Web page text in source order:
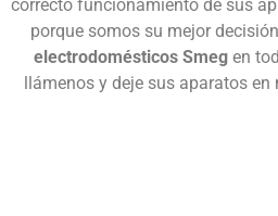
correcto funcionamiento de sus
porque somos su mejor
electrodomésticos Smeg en
llámenos y deje sus aparatos